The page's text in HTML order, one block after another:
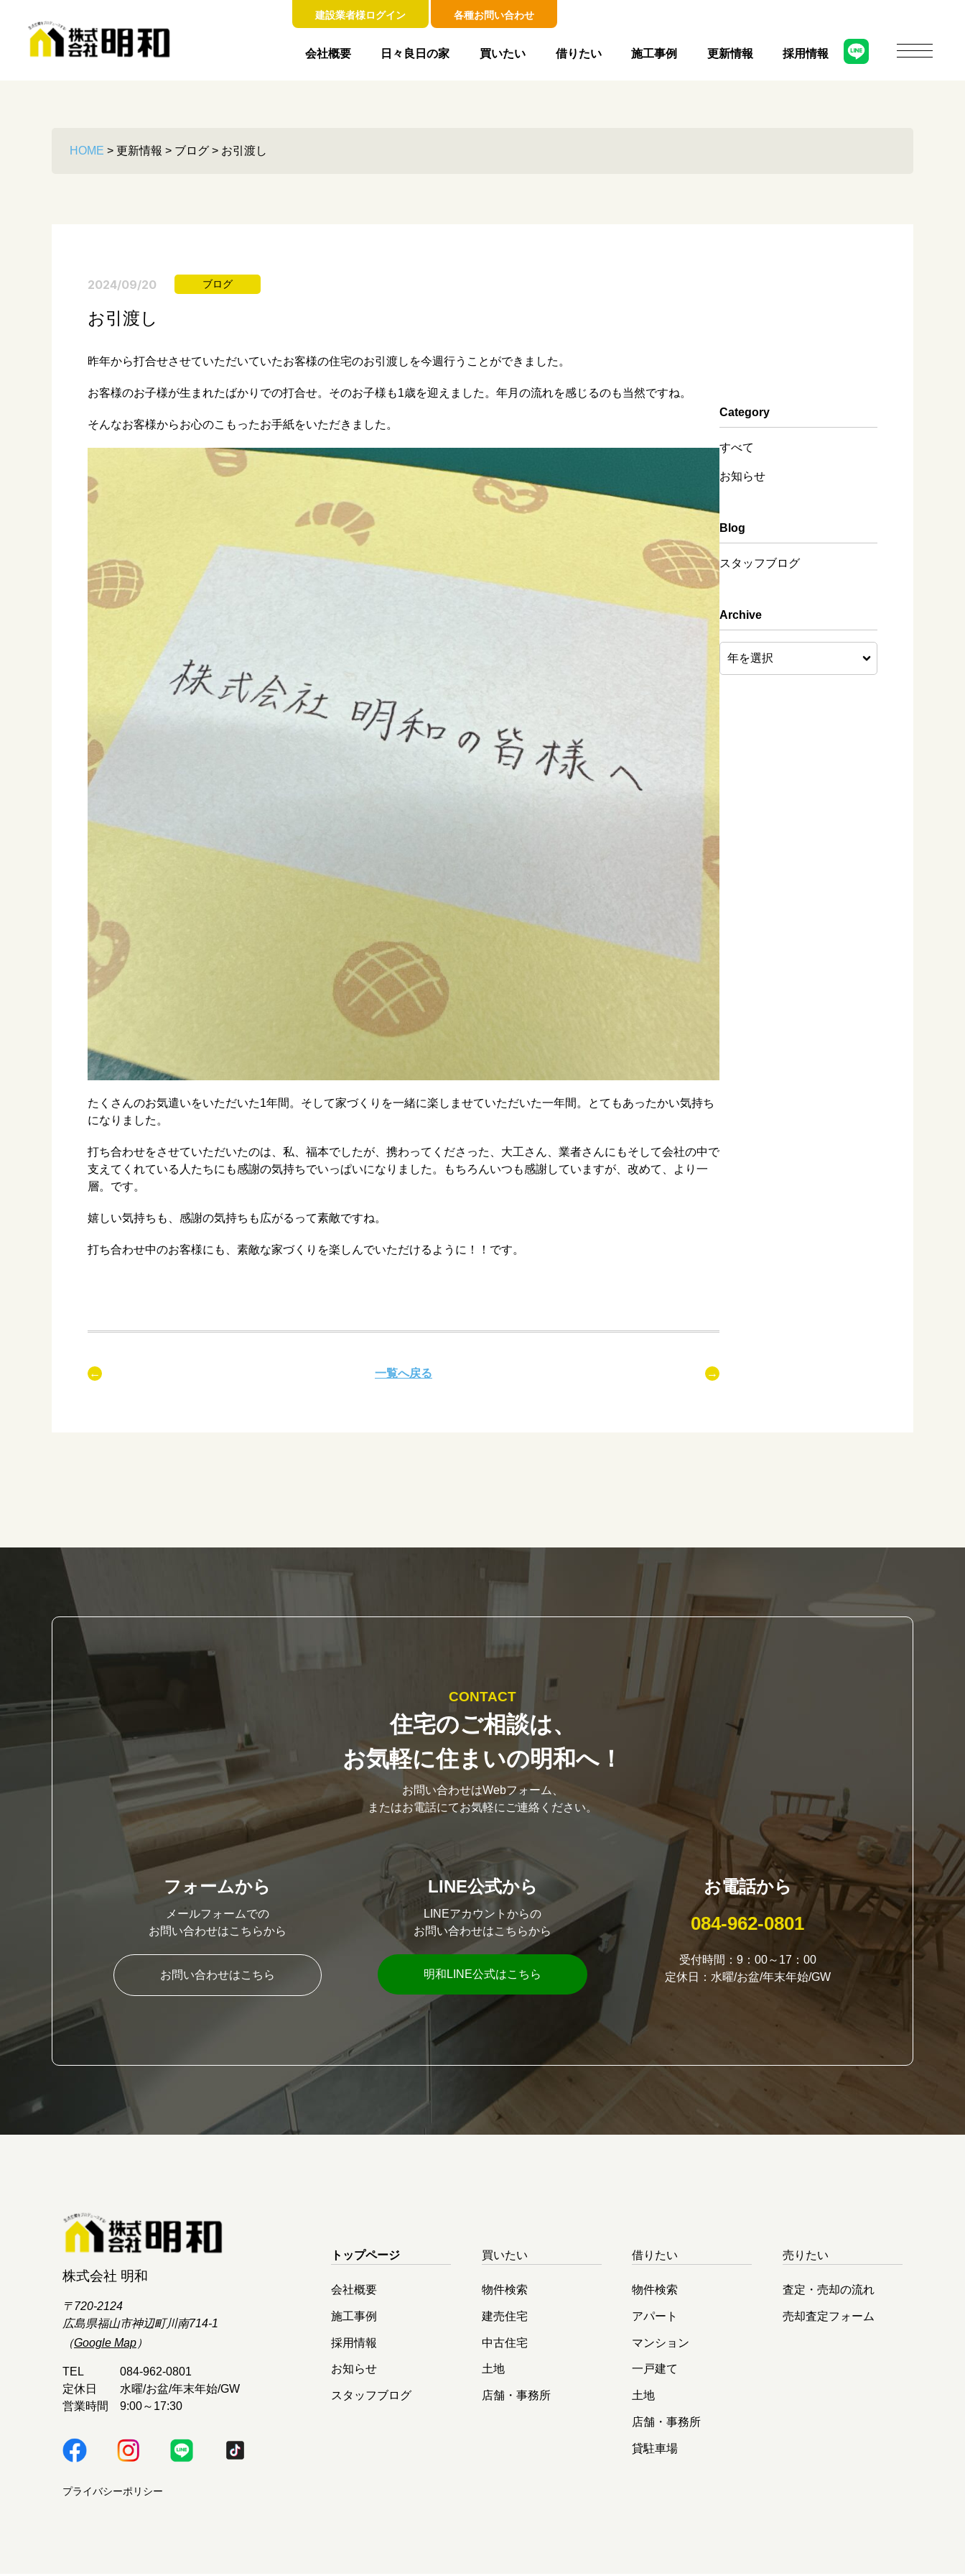
建設業者様ログイン 各種お問い合わせ
会社概要 日々良日の家 買いたい 借りたい 施工事例 更新情報 採用情報
HOME > 更新情報 > ブログ > お引渡し
2024/09/20 ブログ
お引渡し
昨年から打合せさせていただいていたお客様の住宅のお引渡しを今週行うことができました。
お客様のお子様が生まれたばかりでの打合せ。そのお子様も1歳を迎えました。年月の流れを感じるのも当然ですね。
そんなお客様からお心のこもったお手紙をいただきました。
たくさんのお気遣いをいただいた1年間。そして家づくりを一緒に楽しませていただいた一年間。とてもあったかい気持ち
になりました。
打ち合わせをさせていただいたのは、私、福本でしたが、携わってくださった、大工さん、業者さんにもそして会社の中で
支えてくれている人たちにも感謝の気持ちでいっぱいになりました。もちろんいつも感謝していますが、改めて、より一
層。です。
嬉しい気持ちも、感謝の気持ちも広がるって素敵ですね。
打ち合わせ中のお客様にも、素敵な家づくりを楽しんでいただけるように！！です。
一覧へ戻る
Category
すべて
お知らせ
Blog
スタッフブログ
Archive
CONTACT
住宅のご相談は、
お気軽に住まいの明和へ！
お問い合わせはWebフォーム、
またはお電話にてお気軽にご連絡ください。
フォームから
メールフォームでの
お問い合わせはこちらから
お問い合わせはこちら
LINE公式から
LINEアカウントからの
お問い合わせはこちらから
明和LINE公式はこちら
お電話から
084-962-0801
受付時間：9：00～17：00
定休日：水曜/お盆/年末年始/GW
トップページ
会社概要
施工事例
採用情報
お知らせ
スタッフブログ
買いたい
物件検索
建売住宅
中古住宅
土地
店舗・事務所
借りたい
物件検索
アパート
マンション
一戸建て
土地
店舗・事務所
貸駐車場
売りたい
査定・売却の流れ
売却査定フォーム
株式会社 明和
〒720-2124
広島県福山市神辺町川南714-1
（Google Map ）
TEL
084-962-0801
定休日
水曜/お盆/年末年始/GW
営業時間
9:00～17:30
プライバシーポリシー